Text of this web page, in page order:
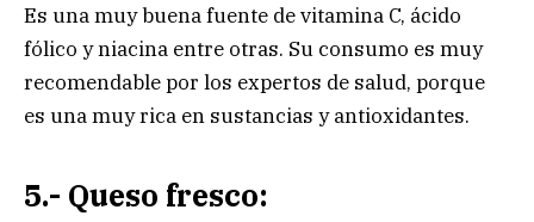
Es una muy buena fuente de vitamina C, ácido
fólico y niacina entre otras. Su consumo es muy
recomendable por los expertos de salud, porque
es una muy rica en sustancias y antioxidantes.
5.- Queso fresco: